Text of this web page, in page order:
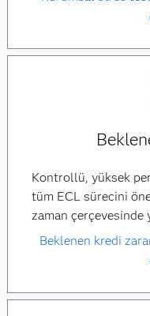
Kontrollü, yüksek
tüm ECL sürecini
zaman çerçevesinde
Beklenen kredi